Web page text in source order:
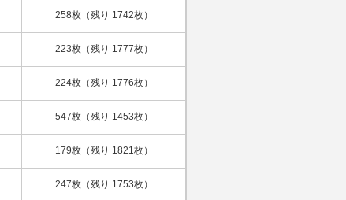
258枚（残り 1742枚）
223枚（残り 1777枚）
224枚（残り 1776枚）
547枚（残り 1453枚）
179枚（残り 1821枚）
247枚（残り 1753枚）